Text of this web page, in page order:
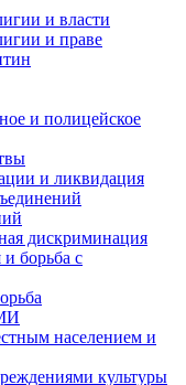
и власти
и праве
и полицейское
и ликвидация
дискриминация
борьба с
населением и
культуры